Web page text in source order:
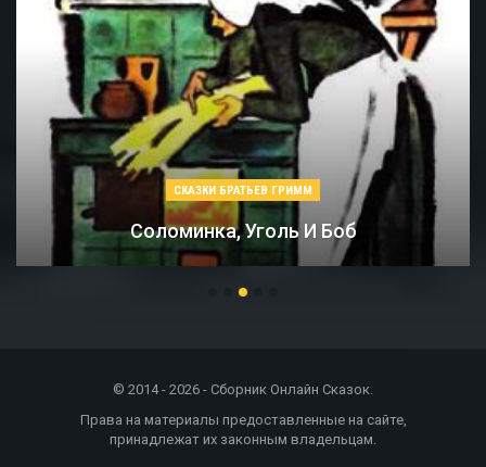
СКАЗКИ БРАТЬЕВ ГРИММ
Соломинка, Уголь И Боб
© 2014 - 2026 - Сборник Онлайн Сказок.
Права на материалы предоставленные на сайте,
принадлежат их законным владельцам.